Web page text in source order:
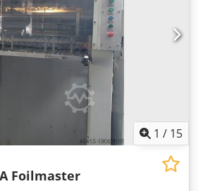
1 / 15
Foilmaster